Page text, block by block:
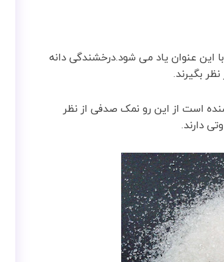
عنوان یاد می شود.درخشندگی دانه
بگیرند.
است از این رو نمک صدفی از نظر
دارند.